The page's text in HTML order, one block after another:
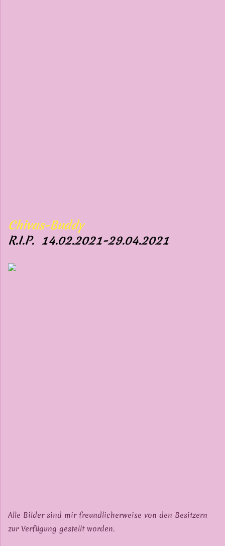
Chivas-Buddy
R.I.P. 14.02.2021-29.04.2021
Alle Bilder sind mir freundlicherweise von den Besitzern
zur Verfügung gestellt worden.